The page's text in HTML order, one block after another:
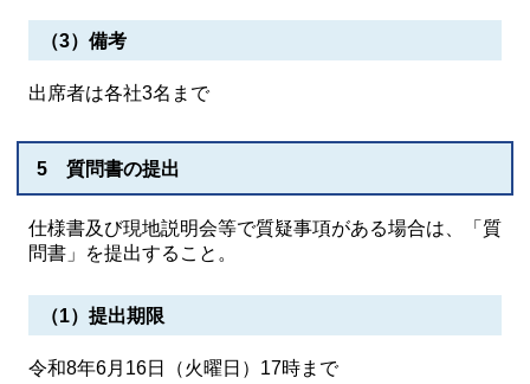
（3）備考
出席者は各社3名まで
5 質問書の提出
仕様書及び現地説明会等で質疑事項がある場合は、「質
問書」を提出すること。
（1）提出期限
令和8年6月16日（火曜日）17時まで